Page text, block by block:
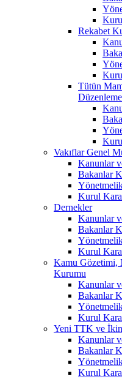
Rekabet
Tütün
Vakıflar Genel
Kanunlar
Bakanlar
Kurul
Dernekler
Kanunlar
Bakanlar
Kurul
Kamu Gözetimi,
Kurumu
Kanunlar
Bakanlar
Kurul
Yeni TTK ve
Kanunlar
Bakanlar
Kurul